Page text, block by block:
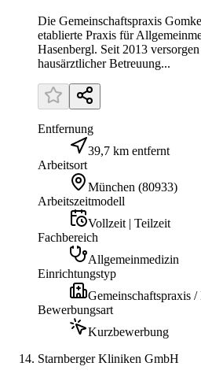
Die Gemeinschaftspraxis
etablierte Praxis für
Hasenbergl. Seit 2013
hausärztlicher Betreuung...
Entfernung
39,7 km entfernt
Arbeitsort
München (80933)
Arbeitszeitmodell
Vollzeit | Teilzeit
Fachbereich
Allgemeinmedizin
Einrichtungstyp
Gemeinschaftspraxis
Bewerbungsart
Kurzbewerbung
Starnberger Kliniken GmbH